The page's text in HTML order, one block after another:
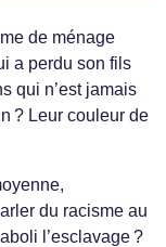
de ménage
a perdu son fils
qui n’est jamais
? Leur couleur de
du racisme au
l’esclavage ?